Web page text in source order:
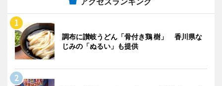
調布に讃岐うどん「骨付き鶏 樹」 香川県な
じみの「ぬるい」も提供